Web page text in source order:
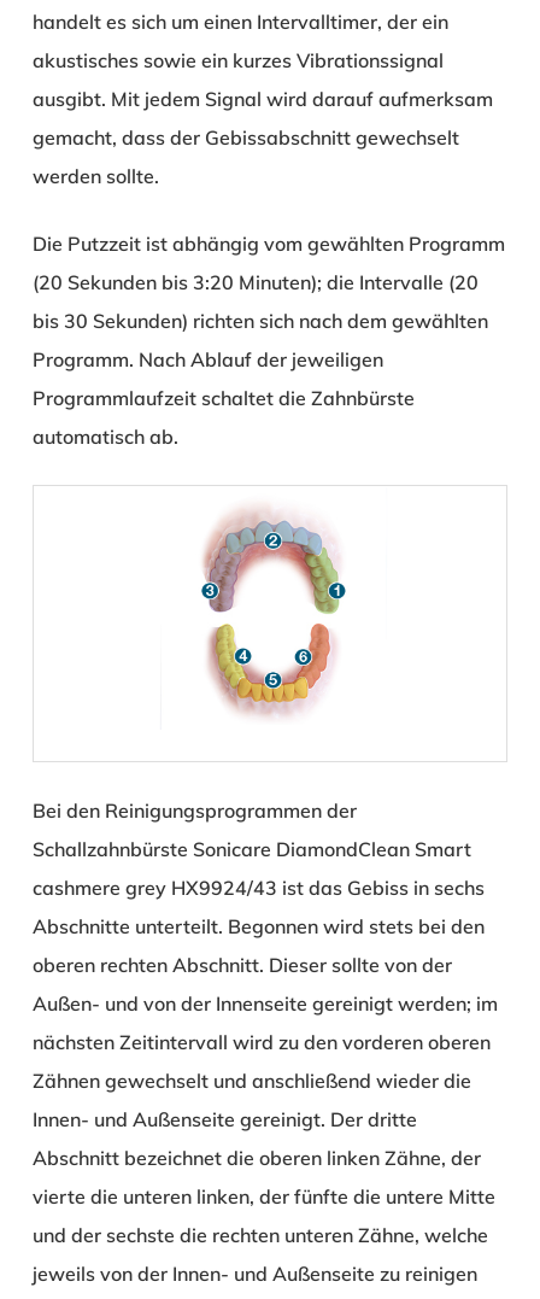
handelt es sich um einen Intervalltimer, der ein
akustisches sowie ein kurzes Vibrationssignal
ausgibt. Mit jedem Signal wird darauf aufmerksam
gemacht, dass der Gebissabschnitt gewechselt
werden sollte.
Die Putzzeit ist abhängig vom gewählten Programm
(20 Sekunden bis 3:20 Minuten); die Intervalle (20
bis 30 Sekunden) richten sich nach dem gewählten
Programm. Nach Ablauf der jeweiligen
Programmlaufzeit schaltet die Zahnbürste
automatisch ab.
Bei den Reinigungsprogrammen der
Schallzahnbürste Sonicare DiamondClean Smart
cashmere grey HX9924/43 ist das Gebiss in sechs
Abschnitte unterteilt. Begonnen wird stets bei den
oberen rechten Abschnitt. Dieser sollte von der
Außen- und von der Innenseite gereinigt werden; im
nächsten Zeitintervall wird zu den vorderen oberen
Zähnen gewechselt und anschließend wieder die
Innen- und Außenseite gereinigt. Der dritte
Abschnitt bezeichnet die oberen linken Zähne, der
vierte die unteren linken, der fünfte die untere Mitte
und der sechste die rechten unteren Zähne, welche
jeweils von der Innen- und Außenseite zu reinigen